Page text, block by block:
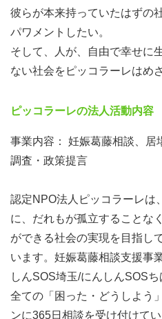
彼らが本来持っていたはずの
パワメントしたい。
そして、人が、自由で幸せに
ない社会をピッコラーレはめ
ピッコラーレの法人活動内容
事業内容： 妊娠葛藤相談、居
調査・政策提言
認定NPO法人ピッコラーレは
に、だれもが孤立することな
ができる社会の実現を目指し
います。妊娠葛藤相談支援事
しんSOS埼玉/にんしんSOS
全ての「困った・どうしよう
ンに365日相談を受け付けて